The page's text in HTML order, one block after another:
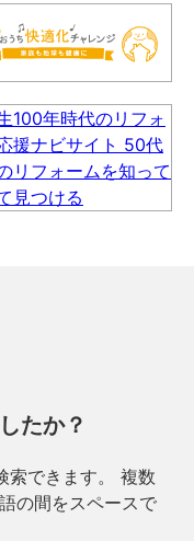
たか？
索できます。 複数
の間をスペースで